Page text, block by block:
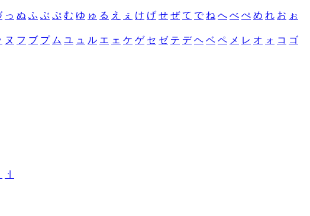
っ ぬ ふ ぶ ぷ む ゆ ゅ る え ぇ け げ せ ぜ て で ね へ べ ぺ め れ お ぉ
ヌ フ ブ プ ム ユ ュ ル エ ェ ケ ゲ セ ゼ テ デ ヘ ベ ペ メ レ オ ォ コ ゴ
ㆎ